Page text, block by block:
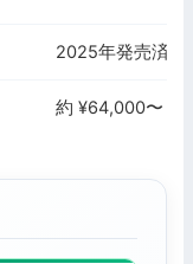
2025年発売済み
約 ¥64,000〜